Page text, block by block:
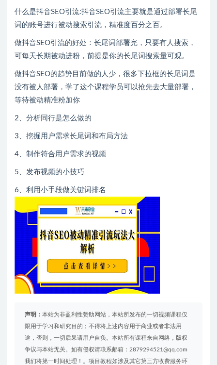
什么是抖音SEO引流:抖音SEO引流主要就是通过部署长尾
词的账号进行被动搜索引流，精准度百分之百。
做抖音SEO引流的好处：长尾词部署完，只要有人搜索，
可每天长期被动进粉，前提是你的长尾词搜索量可观。
做抖音SEO的趋势目前做的人少，很多下拉框的长尾词是
没有被人部署，学了这个课程学员可以抢先去大量部署，
等待被动精准粉加你
2、分析同行是怎么做的
3、挖掘用户需求长尾词和布局方法
4、制作符合用户需求的视频
5、发布视频的小技巧
6、利用小手段做关键词排名
声明： 本站为非盈利性赞助网站，本站所发布的一切视频课程仅
限用于学习和研究目的；不得将上述内容用于商业或者非法用
途，否则，一切后果请用户自负。本站所有课程来自网络，版权
争议与本站无关。如有侵权请联系邮箱：2879294521@qq.com
我们将第一时间处理！。项目教程如涉及其它第三方收费服务环